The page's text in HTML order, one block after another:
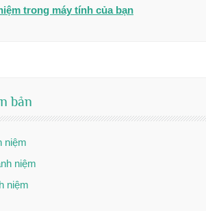
trong máy tính của bạn
bản
niệm
niệm
niệm